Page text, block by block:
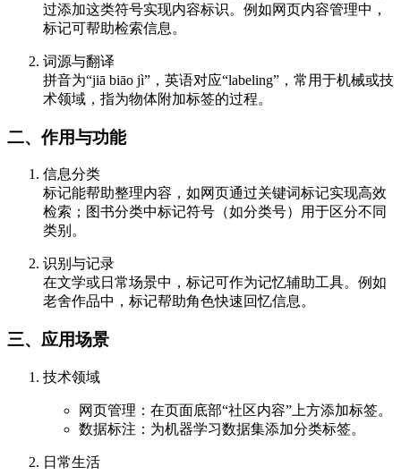
过添加这类符号实现内容标识。例如网页内容管理中，
标记可帮助检索信息。
词源与翻译
拼音为“jiā biāo jì”，英语对应“labeling”，常用于机械或技
术领域，指为物体附加标签的过程。
二、作用与功能
信息分类
标记能帮助整理内容，如网页通过关键词标记实现高效
检索；图书分类中标记符号（如分类号）用于区分不同
类别。
识别与记录
在文学或日常场景中，标记可作为记忆辅助工具。例如
老舍作品中，标记帮助角色快速回忆信息。
三、应用场景
技术领域
网页管理：在页面底部“社区内容”上方添加标签。
数据标注：为机器学习数据集添加分类标签。
日常生活